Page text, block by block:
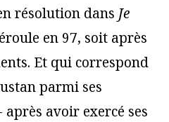
résolution dans Je
en 97, soit après
Et qui correspond
parmi ses
avoir exercé ses